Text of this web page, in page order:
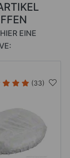
EINE
(33)